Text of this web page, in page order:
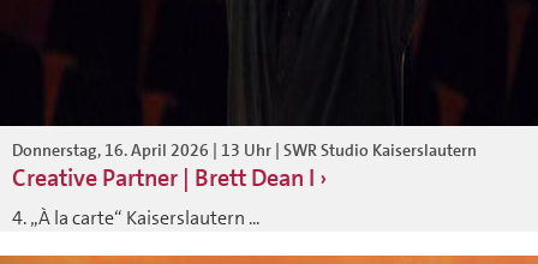
Donnerstag, 16. April 2026 | 13 Uhr | SWR Studio Kaiserslautern
Creative Partner | Brett Dean I
4. „À la carte“ Kaiserslautern ...